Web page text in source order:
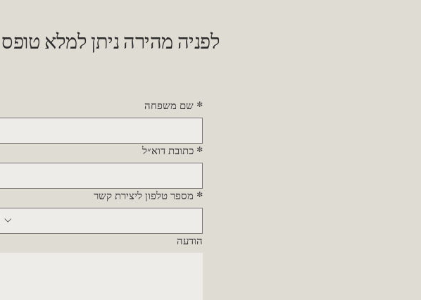
לפניה מהירה ניתן למלא
* שם משפחה
* כתובת דוא״ל
* מספר טלפון ליצירת קשר
הודעה